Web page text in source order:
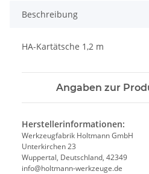
Beschreibung
HA-Kartätsche 1,2 m
Angaben zur
Herstellerinformationen:
Werkzeugfabrik Holtmann GmbH
Unterkirchen 23
Wuppertal, Deutschland, 42349
info@holtmann-werkzeuge.de